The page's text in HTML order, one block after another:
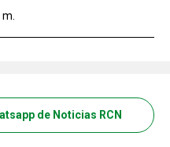
de Noticias RCN